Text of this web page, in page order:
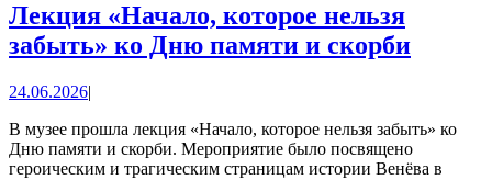
Лекция «Начало, которое нельзя
забыть» ко Дню памяти и скорби
нельзя
24.06.202624.06.2026
|
В музее прошла лекция «Начало, которое нельзя забыть» ко
Дню памяти и скорби. Мероприятие было посвящено
героическим и трагическим страницам истории Венёва в